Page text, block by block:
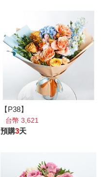
【P38】
台幣 3,621
預購3天